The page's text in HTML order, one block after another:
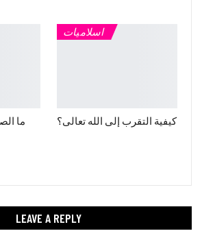
ما
اسلاميات
كيفية التقرب إلى الله تعالى؟
LEAVE A REPLY